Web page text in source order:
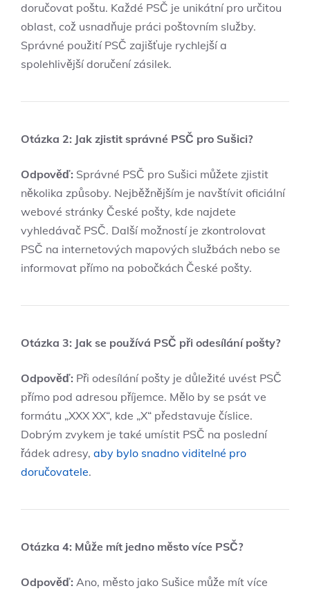
doručovat poštu. Každé PSČ je unikátní pro určitou
oblast, což usnadňuje práci poštovním služby.
Správné použití PSČ zajišťuje rychlejší a
spolehlivější doručení zásilek.
Otázka 2: Jak zjistit správné PSČ pro Sušici?
Odpověď: Správné PSČ pro Sušici můžete zjistit
několika způsoby. Nejběžnějším je navštívit oficiální
webové stránky České pošty, kde najdete
vyhledávač PSČ. Další možností je zkontrolovat
PSČ na internetových mapových službách nebo se
informovat přímo na pobočkách České pošty.
Otázka 3: Jak se používá PSČ při odesílání pošty?
Odpověď: Při odesílání pošty je důležité uvést PSČ
přímo pod adresou příjemce. Mělo by se psát ve
formátu „XXX XX“, kde „X“ představuje číslice.
Dobrým zvykem je také umístit PSČ na poslední
řádek adresy, aby bylo snadno viditelné pro
doručovatele.
Otázka 4: Může mít jedno město více PSČ?
Odpověď: Ano, město jako Sušice může mít více